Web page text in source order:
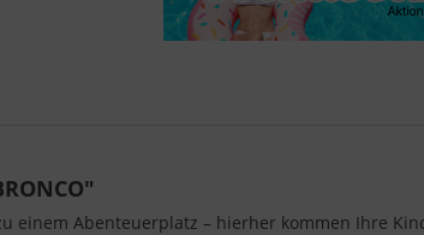
einem Abenteuerplatz – hierher kommen Ihre